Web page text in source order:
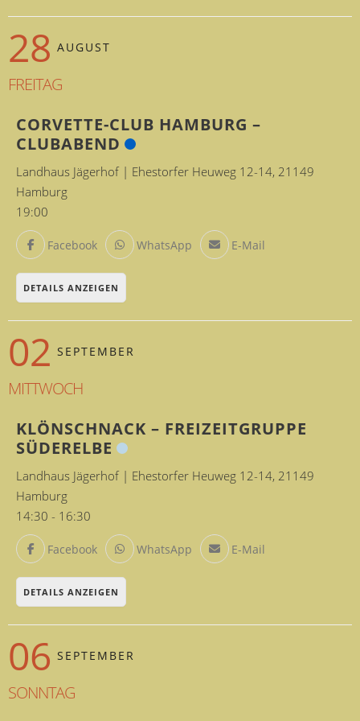
28 AUGUST
FREITAG
CORVETTE-CLUB HAMBURG –
CLUBABEND
Landhaus Jägerhof | Ehestorfer Heuweg 12-14, 21149
Hamburg
19:00
Facebook WhatsApp E-Mail
DETAILS ANZEIGEN
02 SEPTEMBER
MITTWOCH
KLÖNSCHNACK – FREIZEITGRUPPE
SÜDERELBE
Landhaus Jägerhof | Ehestorfer Heuweg 12-14, 21149
Hamburg
14:30 - 16:30
Facebook WhatsApp E-Mail
DETAILS ANZEIGEN
06 SEPTEMBER
SONNTAG